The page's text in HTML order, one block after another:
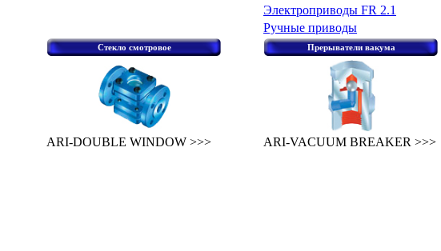
Электроприводы FR 2.1
Ручные приводы
Стекло смотровое Прерыватели вакума
ARI-DOUBLE WINDOW >>> ARI-VACUUM BREAKER >>>